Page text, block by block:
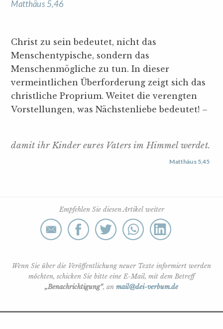
Matthäus 5,46
Christ zu sein bedeutet, nicht das
Menschentypische, sondern das
Menschenmögliche zu tun. In dieser
vermeintlichen Überforderung zeigt sich das
christliche Proprium. Weitet die verengten
Vorstellungen, was Nächstenliebe bedeutet! –
damit ihr Kinder eures Vaters im Himmel werdet.
Matthäus 5,45
Empfehlen Sie diesen Artikel weiter
Wenn Sie über die Veröffentlichung neuer Texte informiert werden
möchten, schicken Sie bitte eine E-Mail, mit dem Betreff
„Benachrichtigung“, an mail@dei-verbum.de